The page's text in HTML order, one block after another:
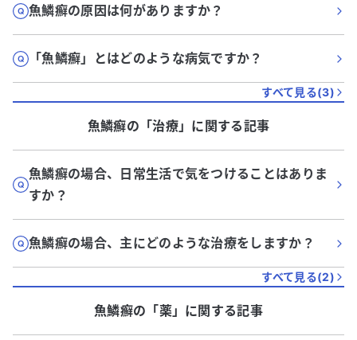
魚鱗癬の原因は何がありますか？
「魚鱗癬」とはどのような病気ですか？
すべて見る(3)
魚鱗癬の「治療」に関する記事
魚鱗癬の場合、日常生活で気をつけることはありま
すか？
魚鱗癬の場合、主にどのような治療をしますか？
すべて見る(2)
魚鱗癬の「薬」に関する記事